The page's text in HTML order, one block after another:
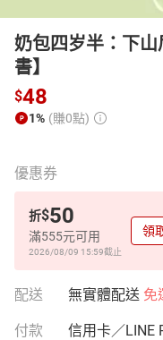
奶包四岁半：下
書】
$48
1% (賺0點)
優惠券
折$50
滿555元可用
2026/08/09 15:59截止
領
配送 無實體配送 免
付款 信用卡／LINE